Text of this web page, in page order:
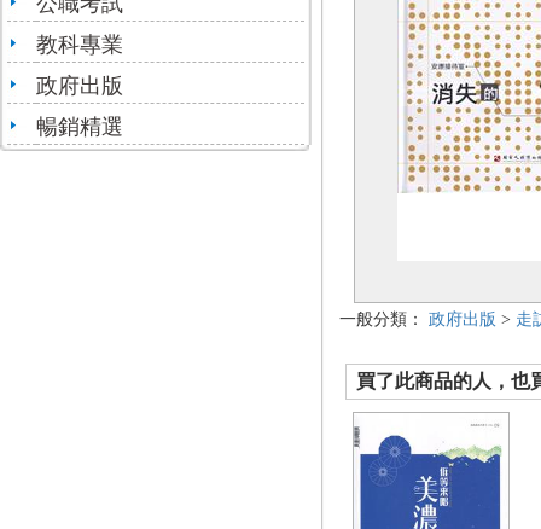
教科專業
政府出版
暢銷精選
一般分類： 政府出版 > 走
買了此商品的人，也